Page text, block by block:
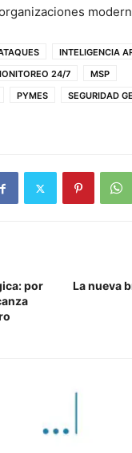
INTELIGENCIA
24/7
MSP
PYMES
SEGURIDAD
por
La nueva